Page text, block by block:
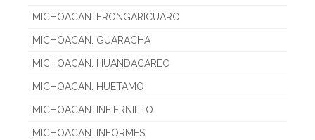
MICHOACAN. ERONGARICUARO
MICHOACAN. GUARACHA
MICHOACAN. HUANDACAREO
MICHOACAN. HUETAMO
MICHOACAN. INFIERNILLO
MICHOACAN. INFORMES